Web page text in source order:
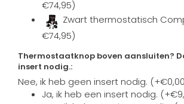
€74,95)
Zwart thermostatisch
€74,95)
Thermostaatknop boven aansluiten?
insert nodig.:
Nee, ik heb geen insert nodig.
Ja, ik heb een insert nodig.